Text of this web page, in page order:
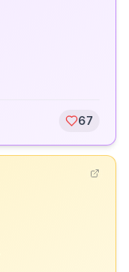
67